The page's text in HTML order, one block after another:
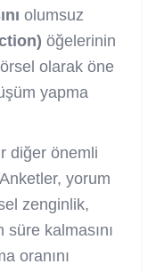
olumsuz
öğelerinin
olarak öne
yapma
diğer önemli
yorum
zenginlik,
kalmasını
oranını